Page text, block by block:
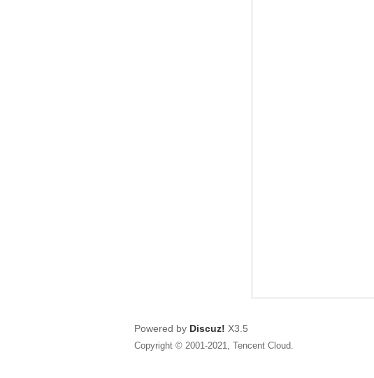
Powered by Discuz! X3.5
Copyright © 2001-2021, Tencent Cloud.